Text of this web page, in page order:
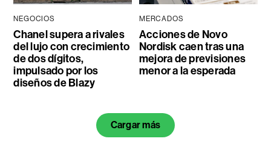
NEGOCIOS
Chanel supera a rivales
del lujo con crecimiento
de dos dígitos,
impulsado por los
diseños de Blazy
MERCADOS
Acciones de Novo
Nordisk caen tras una
mejora de previsiones
menor a la esperada
Cargar más